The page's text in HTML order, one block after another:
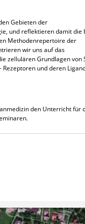
Gebieten der
und reflektieren damit die
Methodenrepertoire der
wir uns auf das
zellulären Grundlagen von
und deren
den Unterricht für